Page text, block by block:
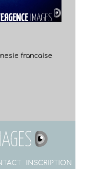
francaise
INSCRIPTION